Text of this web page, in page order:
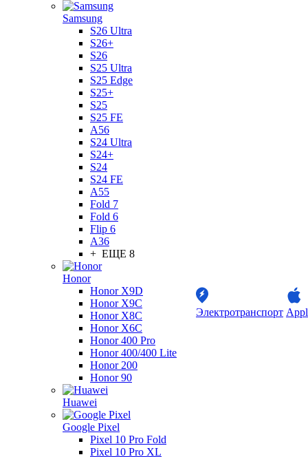
Samsung
S26 Ultra
S26+
S26
S25 Ultra
S25 Edge
S25+
S25
S25 FE
A56
S24 Ultra
S24+
S24
S24 FE
A55
Fold 7
Fold 6
Flip 6
A36
+ ЕЩЕ 8
Honor
Honor X9D
Honor X9C
Honor X8C
Honor X6C
Honor 400 Pro
Honor 400/400 Lite
Honor 200
Honor 90
Huawei
Google Pixel
Pixel 10 Pro Fold
Pixel 10 Pro XL
Электротранспорт